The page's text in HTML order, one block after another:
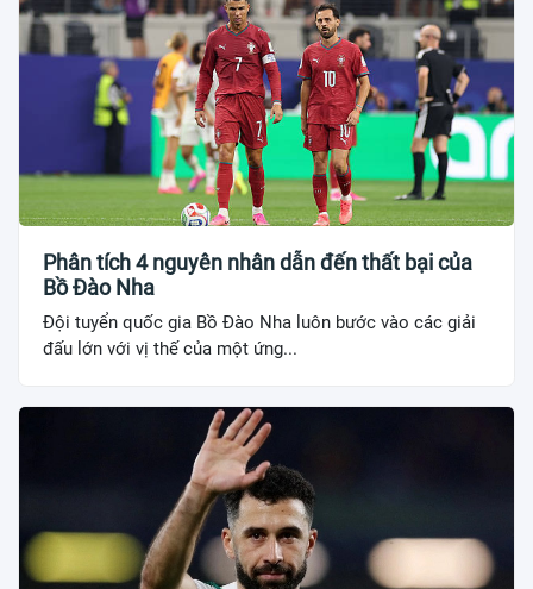
Phân tích 4 nguyên nhân dẫn đến thất bại của
Bồ Đào Nha
Đội tuyển quốc gia Bồ Đào Nha luôn bước vào các giải
đấu lớn với vị thế của một ứng...